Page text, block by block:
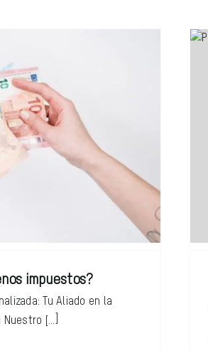
impuestos?
Tu Aliado en la
Nuestro [...]